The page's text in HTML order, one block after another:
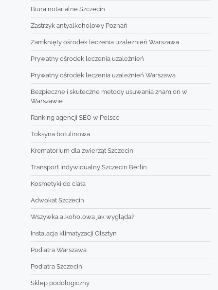
Biura notarialne Szczecin
Zastrzyk antyalkoholowy Poznań
Zamknięty ośrodek leczenia uzależnień Warszawa
Prywatny ośrodek leczenia uzależnień
Prywatny ośrodek leczenia uzależnień Warszawa
Bezpieczne i skuteczne metody usuwania znamion w
Warszawie
Ranking agencji SEO w Polsce
Toksyna botulinowa
Krematorium dla zwierząt Szczecin
Transport indywidualny Szczecin Berlin
Kosmetyki do ciała
Adwokat Szczecin
Wszywka alkoholowa jak wygląda?
Instalacja klimatyzacji Olsztyn
Podiatra Warszawa
Podiatra Szczecin
Sklep podologiczny